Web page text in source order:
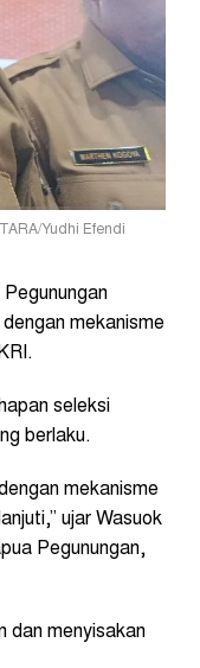
Yudhi Efendi
mekanisme
seleksi
berlaku.
mekanisme
ujar Wasuok
Pegunungan,
dan menyisakan